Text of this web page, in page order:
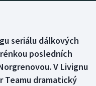
seriálu dálkových
posledních
V Livignu
Teamu dramatický